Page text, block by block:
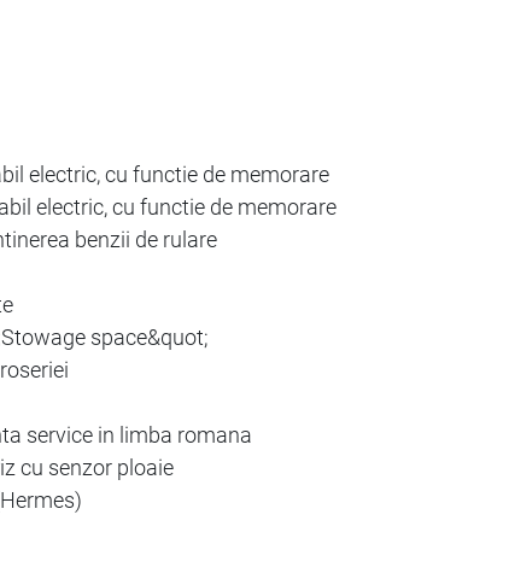
electric, cu functie de memorare
electric, cu functie de memorare
benzii de rulare
space&quot;
service in limba romana
cu senzor ploaie